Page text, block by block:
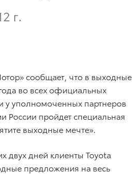
г.
сообщает, что в выходные
во всех официальных
у уполномоченных партнеров
России пройдет специальная
выходные мечте».
двух дней клиенты Toyota
предложения на весь